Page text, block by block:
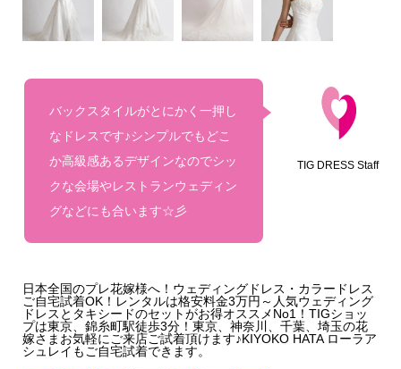
TIG DRESS Staff
バックスタイルがとにかく一押し
なドレスです♪シンプルでもどこ
か高級感あるデザインなのでシッ
クな会場やレストランウェディン
グなどにも合います☆彡
日本全国のプレ花嫁様へ！ウェディングドレス・カラードレス
ご自宅試着OK！レンタルは格安料金3万円～人気ウェディング
ドレスとタキシードのセットがお得オススメNo1！TIGショッ
プは東京、錦糸町駅徒歩3分！東京、神奈川、千葉、埼玉の花
嫁さまお気軽にご来店ご試着頂けます♪KIYOKO HATA ローラア
シュレイもご自宅試着できます。